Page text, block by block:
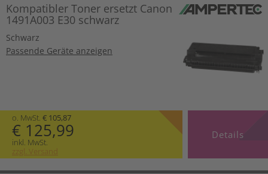
Kompatibler Toner ersetzt Canon
1491A003 E30 schwarz
Schwarz
Passende Geräte anzeigen
o. MwSt. € 105,87
€ 125,99
inkl. MwSt.
zzgl. Versand
Details